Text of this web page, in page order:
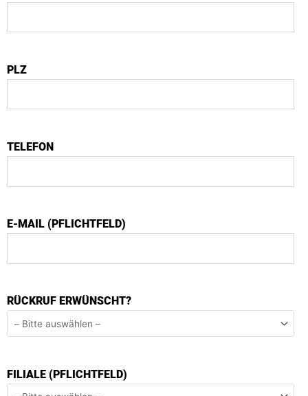
PLZ
TELEFON
E-MAIL (PFLICHTFELD)
RÜCKRUF ERWÜNSCHT?
FILIALE (PFLICHTFELD)